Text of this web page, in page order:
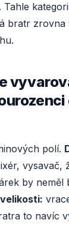
Tahle
bratr
polí.
vysavač,
by neměl
to navíc